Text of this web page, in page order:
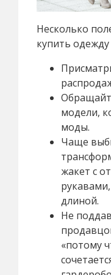
Несколько
купить
модели,
моды.
Чаще
жакет с
длиной.
Не
«потому